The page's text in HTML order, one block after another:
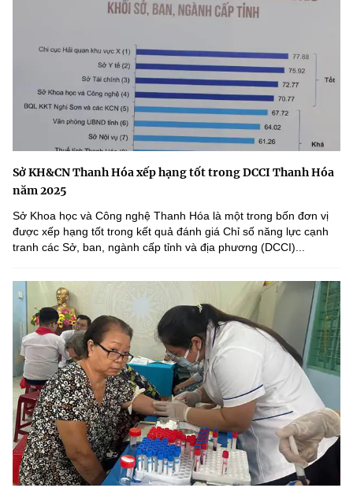
Sở KH&CN Thanh Hóa xếp hạng tốt trong DCCI Thanh Hóa
năm 2025
Sở Khoa học và Công nghệ Thanh Hóa là một trong bốn đơn vị
được xếp hạng tốt trong kết quả đánh giá Chỉ số năng lực cạnh
tranh các Sở, ban, ngành cấp tỉnh và địa phương (DCCI)...